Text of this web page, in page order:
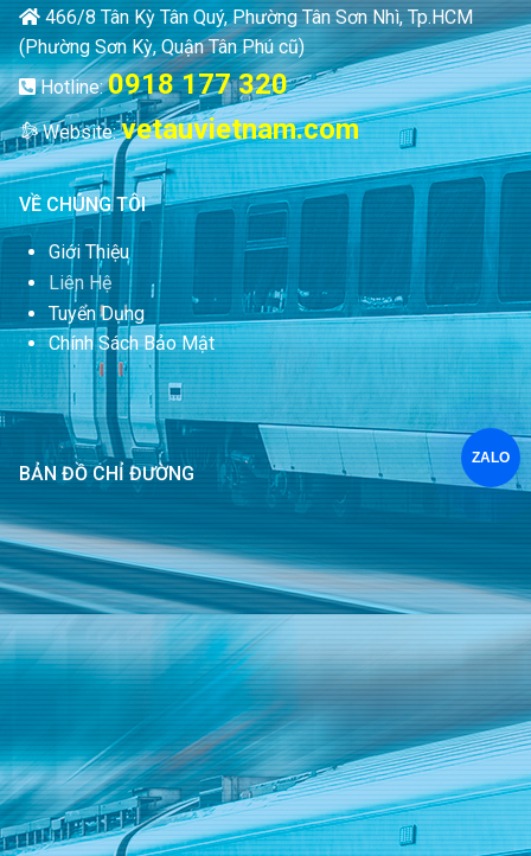
466/8 Tân Kỳ Tân Quý, Phường Tân Sơn Nhì, Tp.HCM
(Phường Sơn Kỳ, Quận Tân Phú cũ)
Hotline:0918 177 320
Website:vetauvietnam.com
VỀ CHÚNG TÔI
Giới Thiệu
Liên Hệ
Tuyển Dụng
Chính Sách Bảo Mật
BẢN ĐỒ CHỈ ĐƯỜNG
ZALO